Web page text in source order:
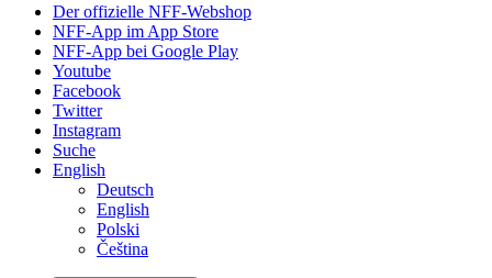
Der offizielle NFF-Webshop
NFF-App im App Store
NFF-App bei Google Play
Youtube
Facebook
Twitter
Instagram
Suche
English
Deutsch
English
Polski
Čeština